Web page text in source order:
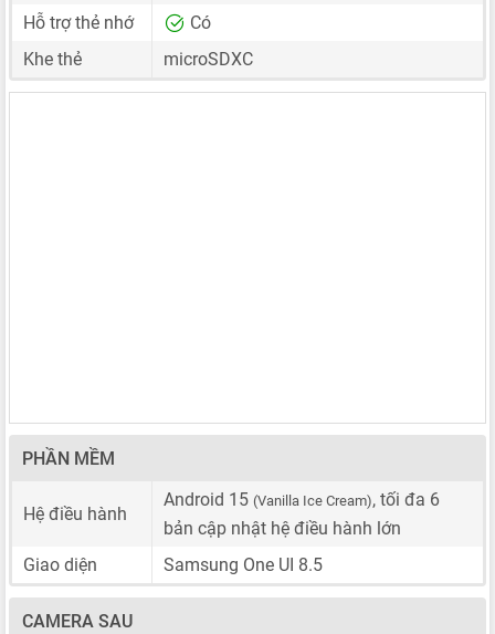
Hỗ trợ thẻ nhớ
Có
Khe thẻ
microSDXC
PHẦN MỀM
Hệ điều hành
Android 15 (Vanilla Ice Cream), tối đa 6
bản cập nhật hệ điều hành lớn
Giao diện
Samsung One UI 8.5
CAMERA SAU